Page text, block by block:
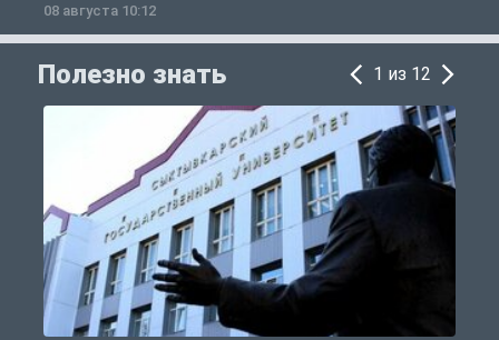
08 августа 10:12
Полезно знать 1 из 12